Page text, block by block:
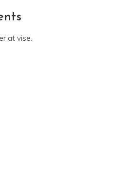
at vise.